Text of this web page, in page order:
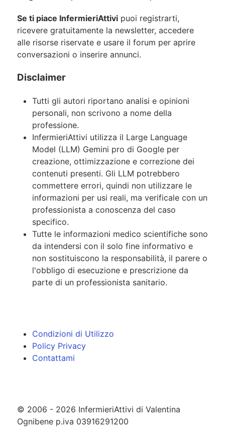
Se ti piace InfermieriAttivi puoi registrarti,
ricevere gratuitamente la newsletter, accedere
alle risorse riservate e usare il forum per aprire
conversazioni o inserire annunci.
Disclaimer
Tutti gli autori riportano analisi e opinioni
personali, non scrivono a nome della
professione.
InfermieriAttivi utilizza il Large Language
Model (LLM) Gemini pro di Google per
creazione, ottimizzazione e correzione dei
contenuti presenti. Gli LLM potrebbero
commettere errori, quindi non utilizzare le
informazioni per usi reali, ma verificale con un
professionista a conoscenza del caso
specifico.
Tutte le informazioni medico scientifiche sono
da intendersi con il solo fine informativo e
non sostituiscono la responsabilità, il parere o
l'obbligo di esecuzione e prescrizione da
parte di un professionista sanitario.
Condizioni di Utilizzo
Policy Privacy
Contattami
© 2006 - 2026 InfermieriAttivi di Valentina
Ognibene p.iva 03916291200